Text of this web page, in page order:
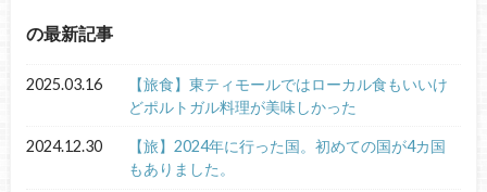
の最新記事
2025.03.16
【旅食】東ティモールではローカル食もいいけ
どポルトガル料理が美味しかった
2024.12.30
【旅】2024年に行った国。初めての国が4カ国
もありました。